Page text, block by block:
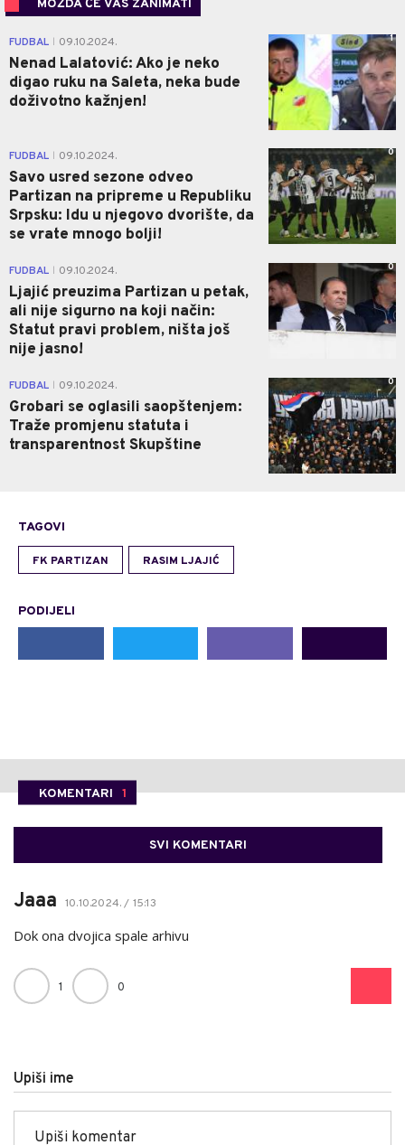
MOŽDA ĆE VAS ZANIMATI
FUDBAL 09.10.2024.
Nenad Lalatović: Ako je neko
digao ruku na Saleta, neka bude
doživotno kažnjen!
1
FUDBAL 09.10.2024.
Savo usred sezone odveo
Partizan na pripreme u Republiku
Srpsku: Idu u njegovo dvorište, da
se vrate mnogo bolji!
0
FUDBAL 09.10.2024.
Ljajić preuzima Partizan u petak,
ali nije sigurno na koji način:
Statut pravi problem, ništa još
nije jasno!
0
FUDBAL 09.10.2024.
Grobari se oglasili saopštenjem:
Traže promjenu statuta i
transparentnost Skupštine
0
TAGOVI
FK PARTIZAN RASIM LJAJIĆ
PODIJELI
KOMENTARI 1
SVI KOMENTARI
Jaaa 10.10.2024. / 15:13
Dok ona dvojica spale arhivu
1 0
Upiši ime